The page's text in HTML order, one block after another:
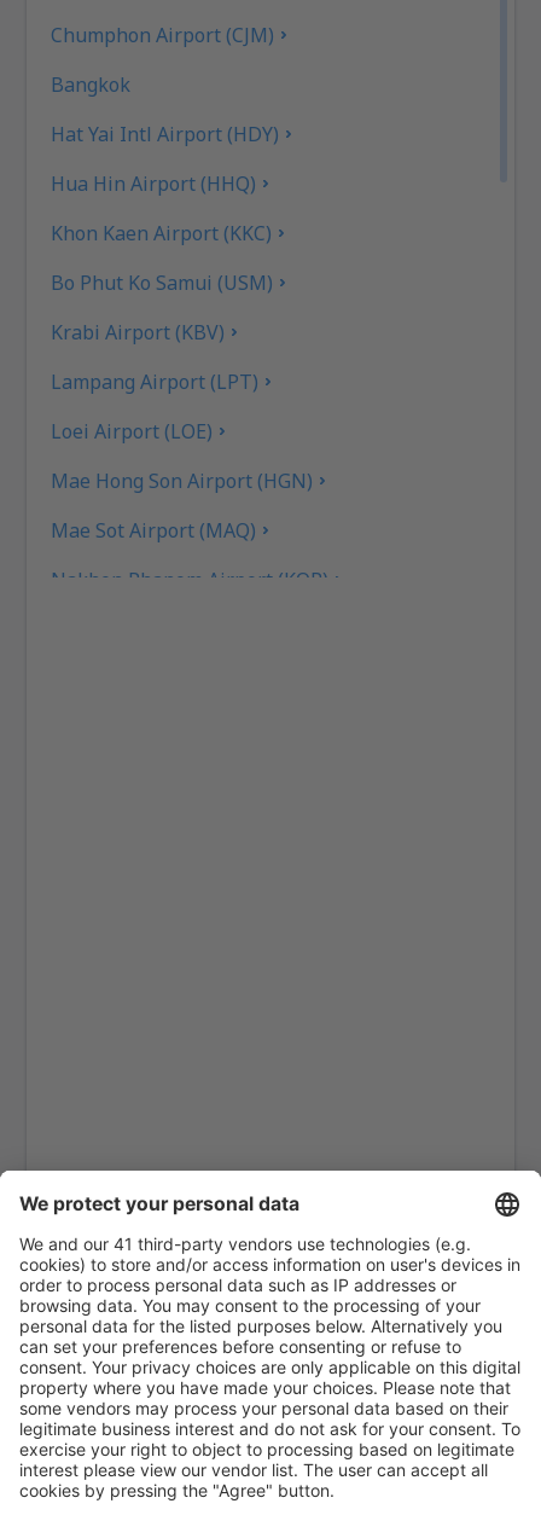
Chumphon Airport (CJM)
Bangkok
Hat Yai Intl Airport (HDY)
Hua Hin Airport (HHQ)
Khon Kaen Airport (KKC)
Bo Phut Ko Samui (USM)
Krabi Airport (KBV)
Lampang Airport (LPT)
Loei Airport (LOE)
Mae Hong Son Airport (HGN)
Mae Sot Airport (MAQ)
Nakhon Phanom Airport (KOP)
Bangkok
Trang Airport (TST)
Trat Airport (TDX)
Ubon Ratchathani Airport (UBP)
Udon Thani Intl Airport (UTH)
Rayong U-Tapao (UTP)